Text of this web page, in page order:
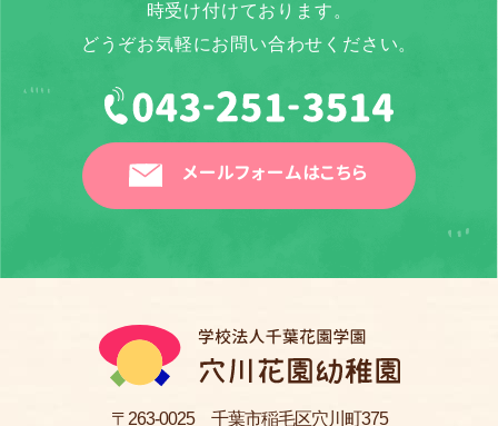
時受け付けております。
どうぞお気軽にお問い合わせください。
メールフォームはこちら
〒263-0025 千葉市稲毛区穴川町375